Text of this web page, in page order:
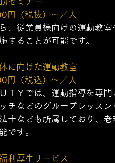
円（税抜）〜／人
、従業員様向けの運動教
することが可能です。
に向けた運動教室
円（税込）〜／人
ＴＹでは、運動指導を専
チなどのグループレッス
士なども所属しており、
です。
利厚生サービス